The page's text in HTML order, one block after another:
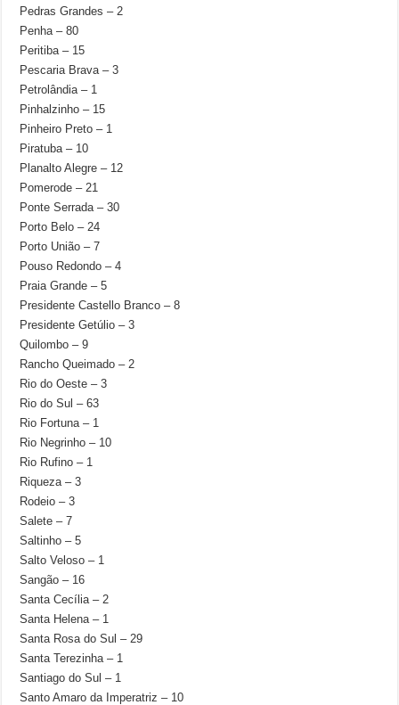
Pedras Grandes – 2
Penha – 80
Peritiba – 15
Pescaria Brava – 3
Petrolândia – 1
Pinhalzinho – 15
Pinheiro Preto – 1
Piratuba – 10
Planalto Alegre – 12
Pomerode – 21
Ponte Serrada – 30
Porto Belo – 24
Porto União – 7
Pouso Redondo – 4
Praia Grande – 5
Presidente Castello Branco – 8
Presidente Getúlio – 3
Quilombo – 9
Rancho Queimado – 2
Rio do Oeste – 3
Rio do Sul – 63
Rio Fortuna – 1
Rio Negrinho – 10
Rio Rufino – 1
Riqueza – 3
Rodeio – 3
Salete – 7
Saltinho – 5
Salto Veloso – 1
Sangão – 16
Santa Cecília – 2
Santa Helena – 1
Santa Rosa do Sul – 29
Santa Terezinha – 1
Santiago do Sul – 1
Santo Amaro da Imperatriz – 10